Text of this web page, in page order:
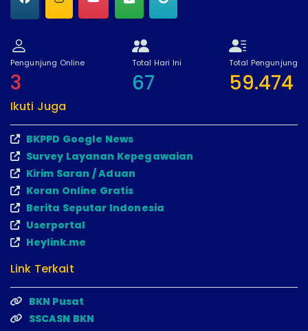
Pengunjung Online
3
Total Hari Ini
67
Total Pengunjung
59.474
Ikuti Juga
BKPPD Google News
Survey Layanan Kepegawaian
Kirim Saran / Aduan
Koran Online Gratis
Berita Seputar Indonesia
Userportal
Heylink.me
Link Terkait
BKN Pusat
SSCASN BKN